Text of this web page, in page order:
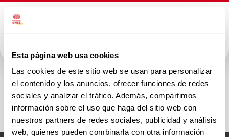
Esta página web usa cookies
Las cookies de este sitio web se usan para personalizar
el contenido y los anuncios, ofrecer funciones de redes
sociales y analizar el tráfico. Además, compartimos
información sobre el uso que haga del sitio web con
nuestros partners de redes sociales, publicidad y análisis
web, quienes pueden combinarla con otra información
Fundación
SESE